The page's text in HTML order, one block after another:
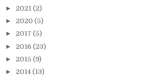
► 2021 (2)
► 2020 (5)
► 2017 (5)
► 2016 (23)
► 2015 (9)
► 2014 (13)